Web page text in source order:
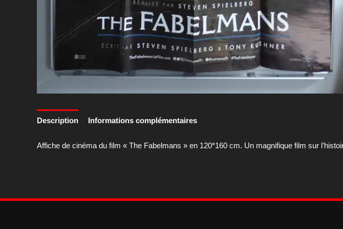
Description Informations complémentaires
Affiche de cinéma du film « The Fabelmans » en 120*160 cm. Un magnifique film sur